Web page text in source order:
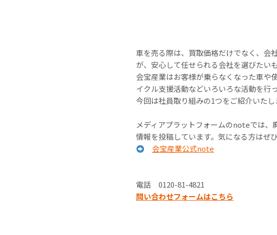
車を売る際は、買取価格だけでなく、会
が、安心して任せられる会社を選びたい
会宝産業はお客様が乗らなくなった車や
イクル支援活動などいろいろな活動を行
今回は社員取り組みの1つをご紹介いたし
メディアプラットフォームのnoteでは、
情報を投稿しています。気になる方はぜ
会宝産業公式note
電話 0120-81-4821
問い合わせフォームはこちら